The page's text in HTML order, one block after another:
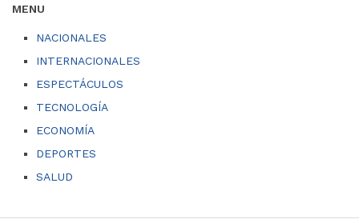
MENU
NACIONALES
INTERNACIONALES
ESPECTÁCULOS
TECNOLOGÍA
ECONOMÍA
DEPORTES
SALUD